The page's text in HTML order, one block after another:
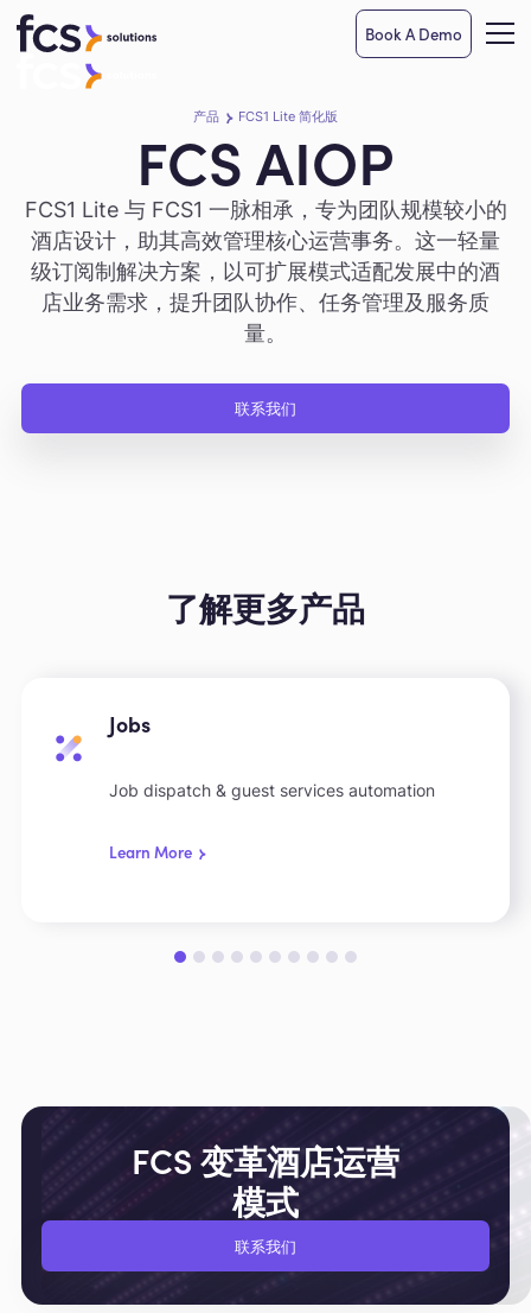
Book A Demo
产品 FCS1 Lite 简化版
FCS AIOP
FCS1 Lite 与 FCS1 一脉相承，专为团队规模较小的
酒店设计，助其高效管理核心运营事务。这一轻量
级订阅制解决方案，以可扩展模式适配发展中的酒
店业务需求，提升团队协作、任务管理及服务质
量。
联系我们
了解更多产品
Jobs
Job dispatch & guest services automation
Learn More
FCS 变革酒店运营
模式
联系我们